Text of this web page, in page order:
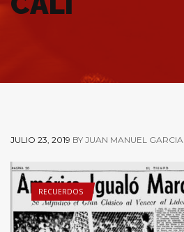
JULIO 23, 2019 BY JUAN MANUEL GARCIA
RECUERDOS